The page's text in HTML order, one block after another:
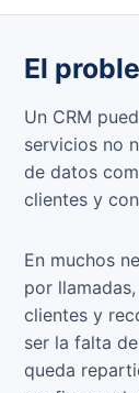
El
Un CRM
servicios no
de datos
clientes y
En muchos
por
clientes y
ser la falta
queda